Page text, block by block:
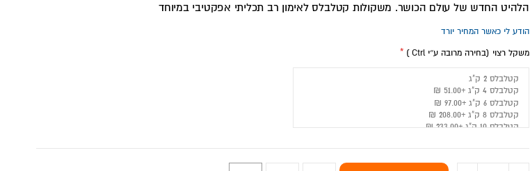
הלהיט החדש של עולם הכושר. משקולות קטלבלס לאימון רב תכליתי אפקטיבי במיוחד
הודע לי כאשר המחיר יורד
משקל רצוי (בחירה מרובה ע״י Ctrl )